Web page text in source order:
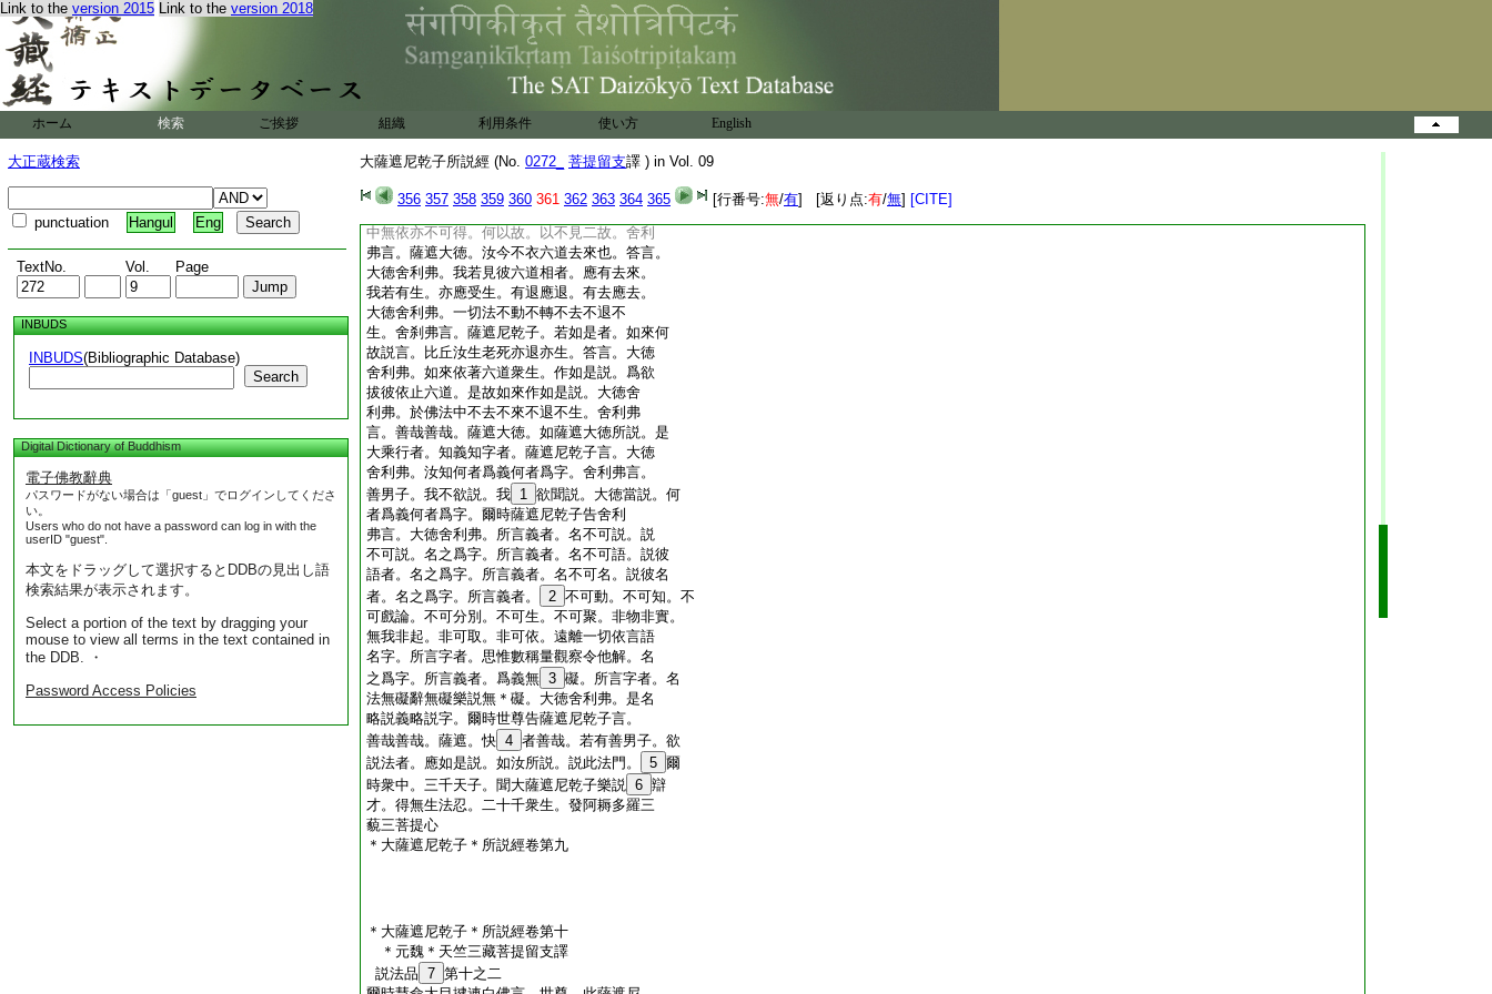
Link to the version 2015 Link to the version 2018
ホーム 検索 ご挨拶 組織 利用条件 使い方 English
大正蔵検索
punctuation Hangul Eng
TextNo. Vol. Page
INBUDS
INBUDS(Bibliographic Database)
Search
Digital Dictionary of Buddhism
電子佛教辭典
パスワードがない場合は「guest」でログインしてくださ
い。
Users who do not have a password can log in with the
userID "guest".
本文をドラッグして選択するとDDBの見出し語
検索結果が表示されます。
Select a portion of the text by dragging your
mouse to view all terms in the text contained in
the DDB. ・
Password Access Policies
大薩遮尼乾子所説經 (No. 0272_ 菩提留支譯 ) in Vol. 09
356 357 358 359 360 361 362 363 364 365 [行番号:無/有] [返り点:有/無] [CITE]
法。來詣佛所。何以故。大徳舍利弗。夫爲法
者。不爲一切法名爲爲法。大徳舍利弗。若有
人言爲法來者。彼人不著此法名爲佛。不見
此法名爲法。不著生名爲僧。夫爲法者。不爲
知苦。不爲離集。不爲修道。不爲證滅。不爲過
欲界。不爲過色界。不爲過無色界。不爲得涅
槃。大徳舍利弗。汝依此法應知。我今不爲法
故來詣佛所。爾
時慧命舍利弗告大薩遮尼
乾子言。薩遮大徳。今依何法作如是説。答言。
大徳舍利弗。我今都不依
14
於一法作如是説。
中無依亦不可得。何以故。以不見二故。舍利
弗言。薩遮大徳。汝今不衣六道去來也。答言。
大徳舍利弗。我若見彼六道相者。應有去來。
我若有生。亦應受生。有退應退。有去應去。
大徳舍利弗。一切法不動不轉不去不退不
生。舍刹 弗言。薩遮尼乾子。若如是者。如來何
故説言。比丘汝生老死亦退亦生。答言。大徳
舍利弗。如來依著六道衆生。作如是説。爲欲
拔彼依止六道。是故如來作如是説。大徳舍
利弗。於佛法中不去不來不退不生。舍利弗
言。善哉善哉。薩遮大徳。如薩遮大徳所説。是
大乘行者。知義知字者。薩遮尼乾子言。大徳
舍利弗。汝知何者爲義何者爲字。舍利弗言。
善男子。我不欲説。我 1 欲聞説。大徳當説。何
者爲義何者爲字。爾時薩遮尼乾子告舍利
弗言。大徳舍利弗。所言義者。名不可説。説
不可説。名之爲字。所言義者。名不可語。説彼
語者。名之爲字。所言義者。名不可名。説彼名
者。名之爲字。所言義者。
2 不可動。不可知。不
可戲論。不可分別。不可生。不可聚。非物非實。
無我非起。非可取。非可依。遠離一切依言語
名字。所言字者。思惟數稱量觀察令他解。名
之爲字。所言義者。爲義無 3 礙。所言字者。名
法無礙辭無礙樂説無＊礙。大徳舍利弗。是名
略説義略説字。爾時世尊告薩遮尼乾子言。
善哉善哉。薩遮。快 4 者善哉。若有善男子。欲
説法者。應如是説。如汝所説。説此法門。
5 爾
時衆中。三千天子。聞大薩遮尼乾子樂説 6 辯
才。得無生法忍。二十千衆生。發阿耨多羅三
藐三菩提心
＊大薩遮尼乾子＊所説經卷第九
＊大薩遮尼乾子＊所説經卷第十
＊元魏＊天竺三藏菩提留支譯
説法品 7 第十之二